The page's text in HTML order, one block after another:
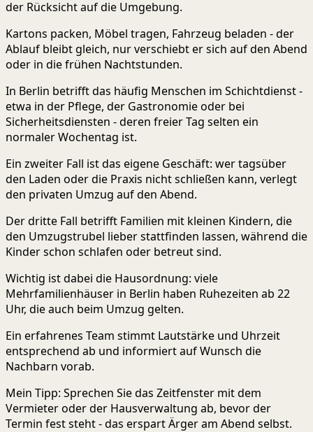
der Rücksicht auf die Umgebung.
Kartons packen, Möbel tragen, Fahrzeug beladen - der
Ablauf bleibt gleich, nur verschiebt er sich auf den Abend
oder in die frühen Nachtstunden.
In Berlin betrifft das häufig Menschen im Schichtdienst -
etwa in der Pflege, der Gastronomie oder bei
Sicherheitsdiensten - deren freier Tag selten ein
normaler Wochentag ist.
Ein zweiter Fall ist das eigene Geschäft: wer tagsüber
den Laden oder die Praxis nicht schließen kann, verlegt
den privaten Umzug auf den Abend.
Der dritte Fall betrifft Familien mit kleinen Kindern, die
den Umzugstrubel lieber stattfinden lassen, während die
Kinder schon schlafen oder betreut sind.
Wichtig ist dabei die Hausordnung: viele
Mehrfamilienhäuser in Berlin haben Ruhezeiten ab 22
Uhr, die auch beim Umzug gelten.
Ein erfahrenes Team stimmt Lautstärke und Uhrzeit
entsprechend ab und informiert auf Wunsch die
Nachbarn vorab.
Mein Tipp: Sprechen Sie das Zeitfenster mit dem
Vermieter oder der Hausverwaltung ab, bevor der
Termin fest steht - das erspart Ärger am Abend selbst.